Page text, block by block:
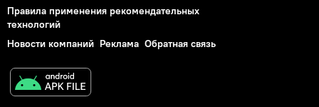
Правила применения рекомендательных
технологий
Новости компаний Реклама Обратная связь